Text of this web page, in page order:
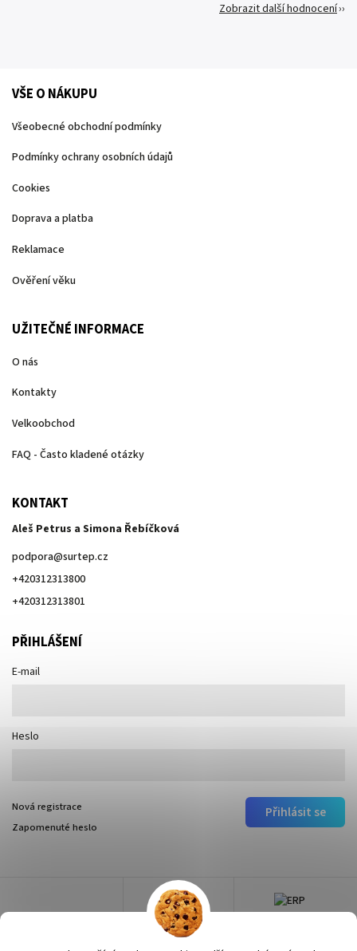
Zobrazit další hodnocení
VŠE O NÁKUPU
Všeobecné obchodní podmínky
Podmínky ochrany osobních údajů
Cookies
Doprava a platba
Reklamace
Ověření věku
UŽITEČNÉ INFORMACE
O nás
Kontakty
Velkoobchod
FAQ - Často kladené otázky
KONTAKT
Aleš Petrus a Simona Řebíčková
podpora@surtep.cz
+420312313800
+420312313801
PŘIHLÁŠENÍ
E-mail
Heslo
Přihlásit se
Nová registrace
Zapomenuté heslo